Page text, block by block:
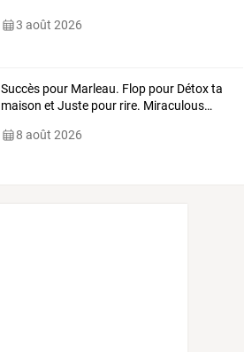
3 août 2026
SuccèspourMarleau. FloppourDétoxta
maison et Justepourrire. Miraculous…
8 août 2026